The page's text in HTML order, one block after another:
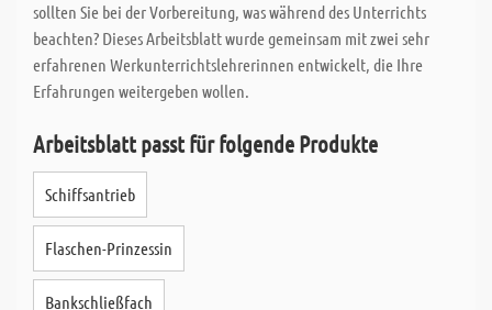
sollten Sie bei der Vorbereitung, was während des Unterrichts
beachten? Dieses Arbeitsblatt wurde gemeinsam mit zwei sehr
erfahrenen Werkunterrichtslehrerinnen entwickelt, die Ihre
Erfahrungen weitergeben wollen.
Arbeitsblatt passt für folgende Produkte
Schiffsantrieb
Flaschen-Prinzessin
Bankschließfach